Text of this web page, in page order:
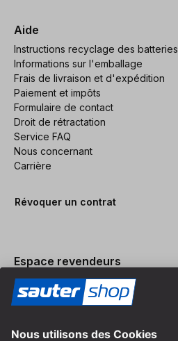
Aide
Instructions recyclage des batteries
Informations sur l'emballage
Frais de livraison et d'expédition
Paiement et impôts
Formulaire de contact
Droit de rétractation
Service FAQ
Nous concernant
Carrière
Révoquer un contrat
Espace revendeurs
Devenir revendeur